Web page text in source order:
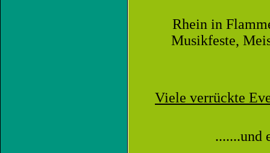
Rhein in
Musikfeste,
Viele verrückte
.......und